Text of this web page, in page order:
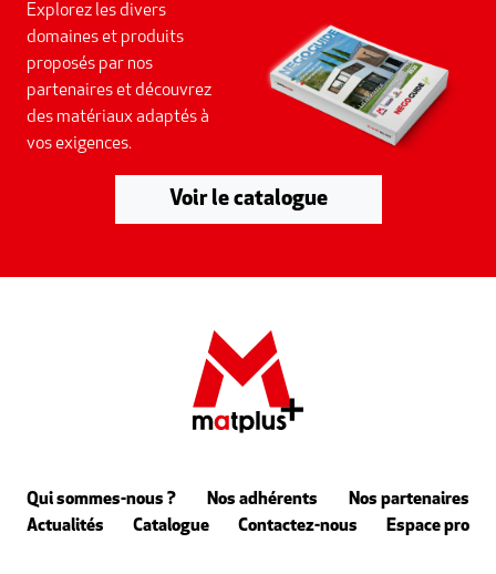
Explorez les divers
domaines et produits
proposés par nos
partenaires et découvrez
des matériaux adaptés à
vos exigences.
Voir le catalogue
Qui sommes-nous ? Nos adhérents
Nos partenaires
Actualités
Catalogue Contactez-nous Espace pro